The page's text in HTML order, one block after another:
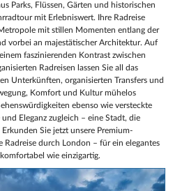
Parks, Flüssen, Gärten und historischen
mit Erlebniswert. Ihre Radreise
mit stillen Momenten entlang der
vorbei an majestätischer Architektur. Auf
faszinierenden Kontrast zwischen
Radreisen lassen Sie all das
Unterkünften, organisierten Transfers und
Komfort und Kultur mühelos
ebenso wie versteckte
Eleganz zugleich – eine Stadt, die
Sie jetzt unsere Premium-
Radreise durch London – für ein elegantes
wie einzigartig.